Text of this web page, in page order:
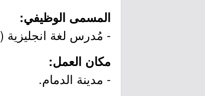
المسمى الوظيفي:
- مُدرس لغة انجليزية (English Language Instructor).
مكان العمل:
- مدينة الدمام.